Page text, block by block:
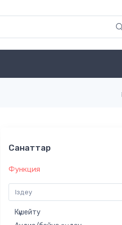
Санаттар
Функция
Күшейту